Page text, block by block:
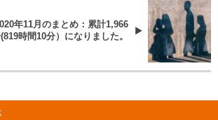
年11月のまとめ：累計1,966
時間10分）になりました。